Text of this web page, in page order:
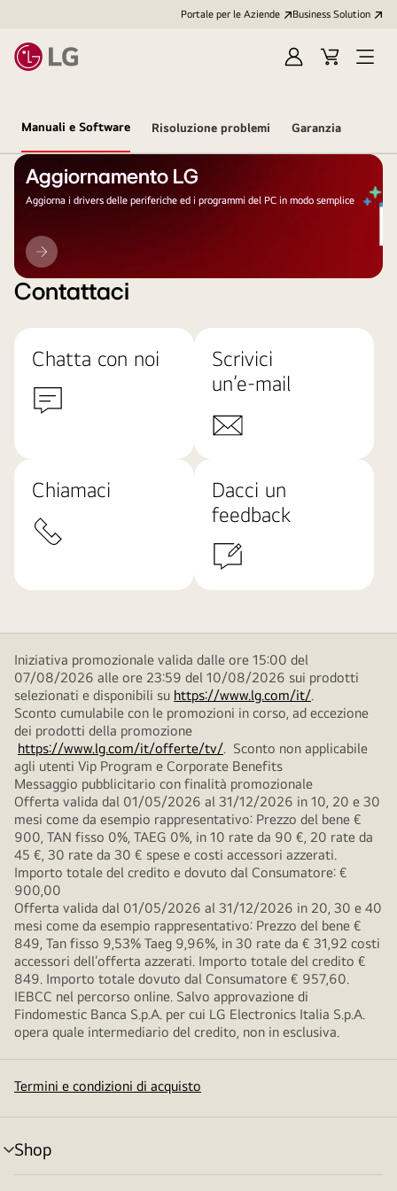
Portale per le Aziende Business Solution
AccediCart
Open
Manuali e Software Risoluzione problemi Garanzia
Aggiornamento LG
Aggiorna i drivers delle periferiche ed i programmi del PC in modo semplice
Aggiornamento
LG
Contattaci
Chatta con noi
Scrivici
un’e-mail
Chiamaci
Dacci un
feedback
Iniziativa promozionale valida dalle ore 15:00 del
07/08/2026 alle ore 23:59 del 10/08/2026 sui prodotti
selezionati e disponibili su https://www.lg.com/it/.
Sconto cumulabile con le promozioni in corso, ad eccezione
dei prodotti della promozione
https://www.lg.com/it/offerte/tv/. Sconto non applicabile
agli utenti Vip Program e Corporate Benefits
Messaggio pubblicitario con finalità promozionale
Offerta valida dal 01/05/2026 al 31/12/2026 in 10, 20 e 30
mesi come da esempio rappresentativo: Prezzo del bene €
900, TAN fisso 0%, TAEG 0%, in 10 rate da 90 €, 20 rate da
45 €, 30 rate da 30 € spese e costi accessori azzerati.
Importo totale del credito e dovuto dal Consumatore: €
900,00
Offerta valida dal 01/05/2026 al 31/12/2026 in 20, 30 e 40
mesi come da esempio rappresentativo: Prezzo del bene €
849, Tan fisso 9,53% Taeg 9,96%, in 30 rate da € 31,92 costi
accessori dell’offerta azzerati. Importo totale del credito €
849. Importo totale dovuto dal Consumatore € 957,60.
IEBCC nel percorso online. Salvo approvazione di
Findomestic Banca S.p.A. per cui LG Electronics Italia S.p.A.
opera quale intermediario del credito, non in esclusiva.
Termini e condizioni di acquisto
Shop
Attivazione
menu